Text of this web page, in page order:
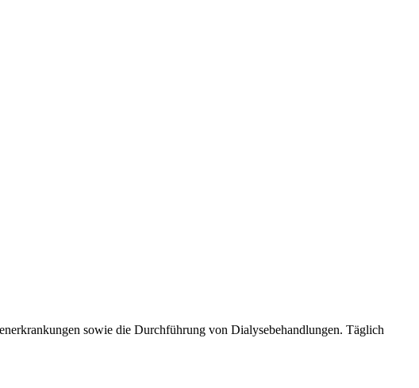
sowie die Durchführung von Dialysebehandlungen. Täglich